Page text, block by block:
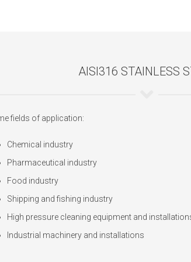
AISI316 STAINLESS
fields of application:
Chemical industry
Pharmaceutical industry
Food industry
Shipping and fishing industry
High pressure cleaning equipment and
Industrial machinery and installations